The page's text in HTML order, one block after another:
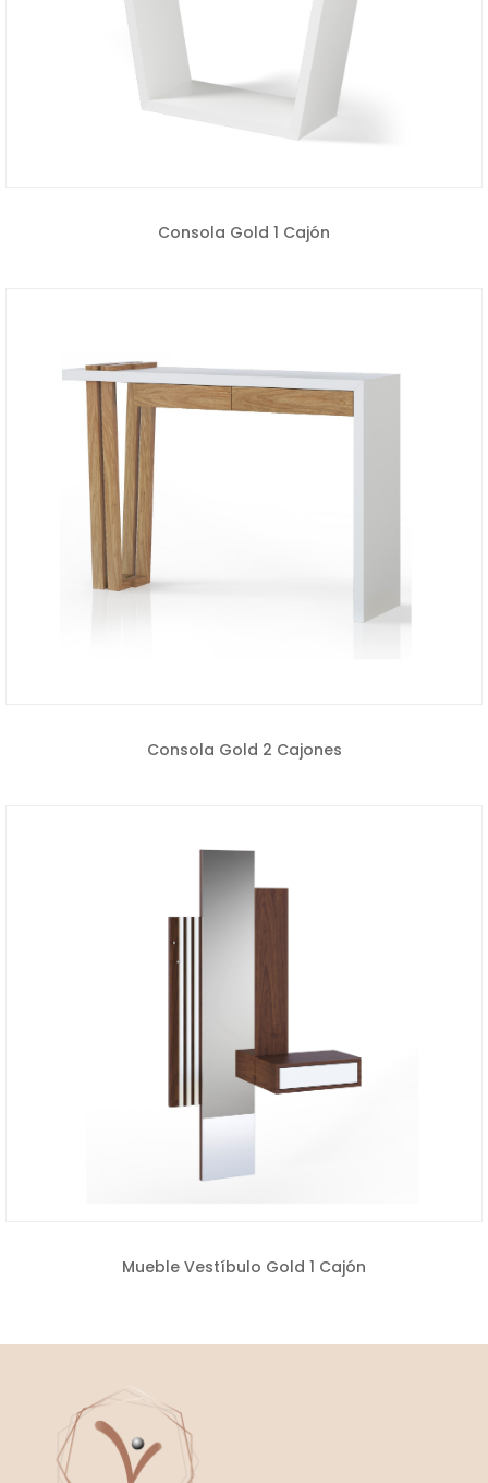
Consola Gold 1 Cajón
Consola Gold 2 Cajones
Mueble Vestíbulo Gold 1 Cajón